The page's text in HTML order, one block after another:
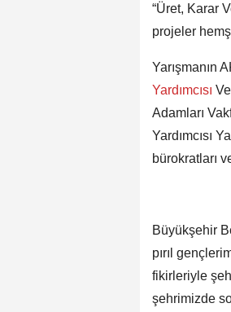
“Üret, Karar
projeler
Yarışmanın
Yardımcısı
Adamları
Yardımcısı
bürokratları
Büyükşehir
pırıl
fikirleriyle
şehrimizde